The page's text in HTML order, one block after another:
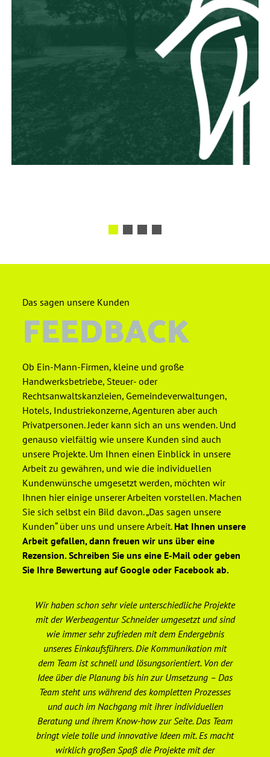
Das sagen unsere Kunden
FEEDBACK
Ob Ein-Mann-Firmen, kleine und große
Handwerksbetriebe, Steuer- oder
Rechtsanwaltskanzleien, Gemeindeverwaltungen,
Hotels, Industriekonzerne, Agenturen aber auch
Privatpersonen. Jeder kann sich an uns wenden. Und
genauso vielfältig wie unsere Kunden sind auch
unsere Projekte. Um Ihnen einen Einblick in unsere
Arbeit zu gewähren, und wie die individuellen
Kundenwünsche umgesetzt werden, möchten wir
Ihnen hier einige unserer Arbeiten vorstellen. Machen
Sie sich selbst ein Bild davon. „Das sagen unsere
Kunden“ über uns und unsere Arbeit. Hat Ihnen unsere
Arbeit gefallen, dann freuen wir uns über eine
Rezension. Schreiben Sie uns eine E-Mail oder geben
Sie Ihre Bewertung auf Google oder Facebook ab.
Wir haben schon sehr viele unterschiedliche Projekte
mit der Werbeagentur Schneider umgesetzt und sind
wie immer sehr zufrieden mit dem Endergebnis
unseres Einkaufsführers. Die Kommunikation mit
dem Team ist schnell und lösungsorientiert. Von der
Idee über die Planung bis hin zur Umsetzung – Das
Team steht uns während des kompletten Prozesses
und auch im Nachgang mit ihrer individuellen
Beratung und ihrem Know-how zur Seite. Das Team
bringt viele tolle und innovative Ideen mit. Es macht
wirklich großen Spaß die Projekte mit der